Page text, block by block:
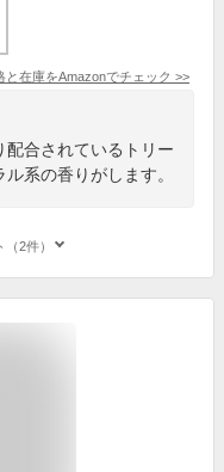
と在庫をAmazonでチェック >>
合されているトリー
系の香りがします。
2件）